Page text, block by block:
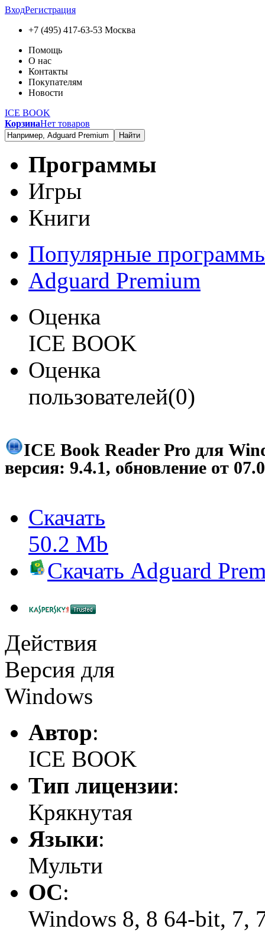
ВходРегистрация
+7 (495) 417-63-53 Москва
Помощь
О нас
Контакты
Покупателям
Новости
ICE BOOK
КорзинаНет товаров
Найти
Программы
Игры
Книги
Популярные
Adguard Premium
Оценка
ICE BOOK
Оценка
пользователей(0)
ICE Book Reader Pro для
версия: 9.4.1, обновление от
Скачать
50.2 Mb
Скачать Adguard
Действия
Версия для
Windows
Автор:
ICE BOOK
Тип лицензии:
Крякнутая
Языки:
Мульти
ОС:
Windows 8, 8 64-bit, 7,